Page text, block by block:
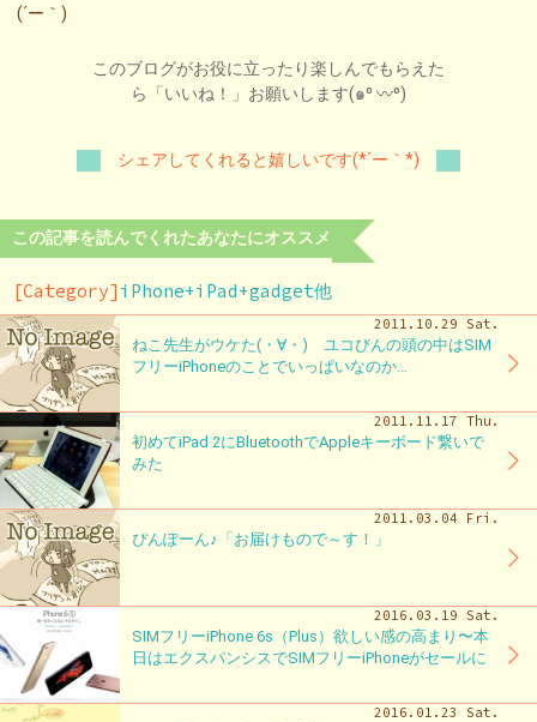
(´ー｀)
このブログがお役に立ったり楽しんでもらえた
ら「いいね！」お願いします(๑⁰ 〰⁰)
シェアしてくれると嬉しいです(*´ー｀*)
この記事を読んでくれたあなたにオススメ
[Category]iPhone+iPad+gadget他
2011.10.29 Sat.
ねこ先生がウケた(・∀・) ユコびんの頭の中はSIM
フリーiPhoneのことでいっぱいなのか…
2011.11.17 Thu.
初めてiPad 2にBluetoothでAppleキーボード繋いで
みた
2011.03.04 Fri.
ぴんぽーん♪「お届けもので～す！」
2016.03.19 Sat.
SIMフリーiPhone 6s（Plus）欲しい感の高まり〜本
日はエクスパンシスでSIMフリーiPhoneがセールに
2016.01.23 Sat.